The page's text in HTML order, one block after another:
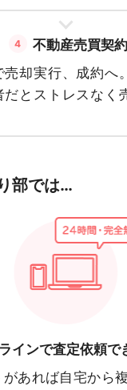
4
不動産売買契約
売却実行、成約へ
だとストレスなく
部では…
インで査定依頼で
あれば自宅から